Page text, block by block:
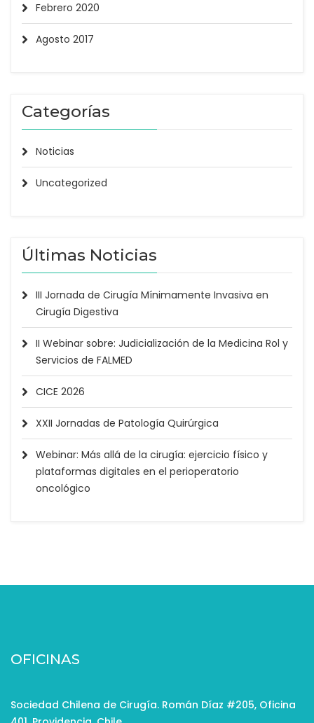
Febrero 2020
Agosto 2017
Categorías
Noticias
Uncategorized
Últimas Noticias
III Jornada de Cirugía Mínimamente Invasiva en
Cirugía Digestiva
II Webinar sobre: Judicialización de la Medicina Rol y
Servicios de FALMED
CICE 2026
XXII Jornadas de Patología Quirúrgica
Webinar: Más allá de la cirugía: ejercicio físico y
plataformas digitales en el perioperatorio
oncológico
OFICINAS
Sociedad Chilena de Cirugía. Román Díaz #205, Oficina